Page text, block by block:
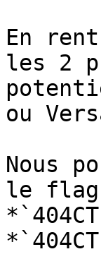
En
les 2
ou
Nous
le